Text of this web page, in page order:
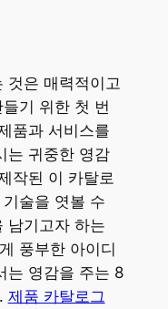
것은 매력적이고
기 위한 첫 번
품과 서비스를
는 귀중한 영감
작된 이 카탈로
술을 엿볼 수
남기고자 하는
풍부한 아이디
는 영감을 주는 8
제품 카탈로그